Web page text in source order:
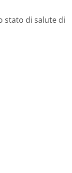
stato di salute di